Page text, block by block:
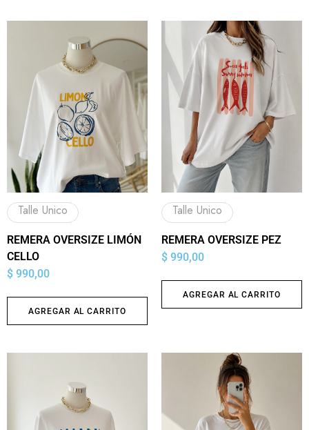
Talle Unico
REMERA OVERSIZE LIMÓN
CELLO
$ 990,00
AGREGAR AL CARRITO
Talle Unico
REMERA OVERSIZE PEZ
$ 990,00
AGREGAR AL CARRITO